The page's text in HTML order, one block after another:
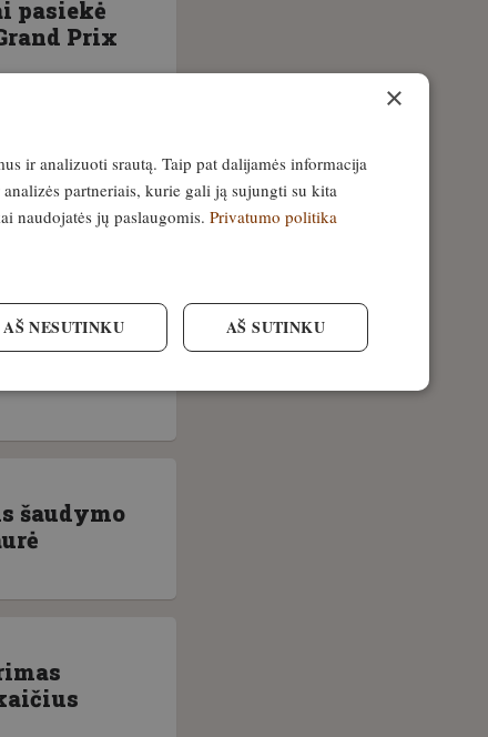
pasiekė
Prix
su juo
šaudymo
×
ir analizuoti srautą. Taip pat dalijamės informacija
partneriais, kurie gali ją sujungti su kita
naudojatės jų paslaugomis. Privatumo politika
AŠ SUTINKU
AŠ NESUTINKU